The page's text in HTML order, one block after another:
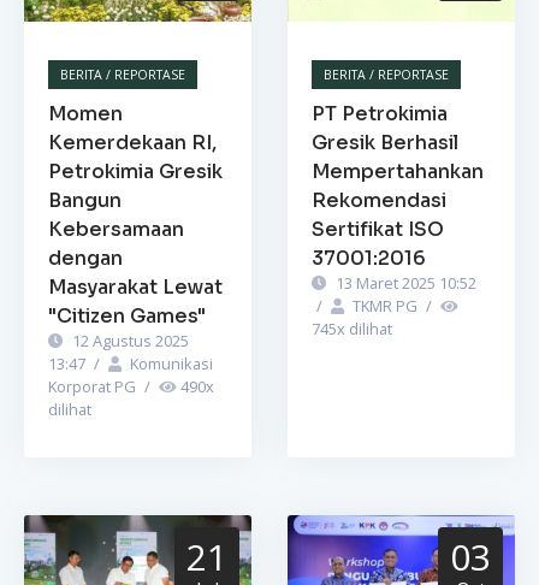
BERITA / REPORTASE
Momen
Kemerdekaan RI,
Petrokimia Gresik
Bangun
Kebersamaan
dengan
Masyarakat Lewat
"Citizen Games"
12 Agustus 2025
13:47 /
Komunikasi
Korporat PG / 490x
dilihat
BERITA / REPORTASE
PT Petrokimia
Gresik Berhasil
Mempertahankan
Rekomendasi
Sertifikat ISO
37001:2016
13 Maret 2025 10:52
/
TKMR PG /
745x dilihat
21 03